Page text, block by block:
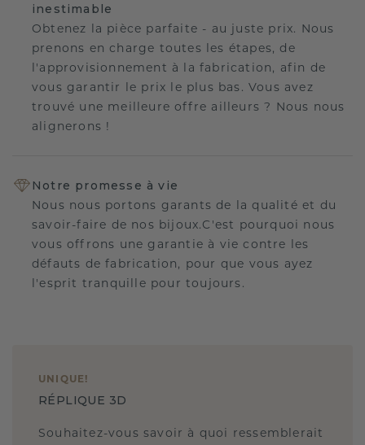
inestimable
Obtenez la pièce parfaite - au juste prix. Nous
prenons en charge toutes les étapes, de
l'approvisionnement à la fabrication, afin de
vous garantir le prix le plus bas. Vous avez
trouvé une meilleure offre ailleurs ? Nous nous
alignerons !
Notre promesse à vie
Nous nous portons garants de la qualité et du
savoir-faire de nos bijoux.C'est pourquoi nous
vous offrons une garantie à vie contre les
défauts de fabrication, pour que vous ayez
l'esprit tranquille pour toujours.
UNIQUE !
RÉPLIQUE 3D
Souhaitez-vous savoir à quoi ressemblerait